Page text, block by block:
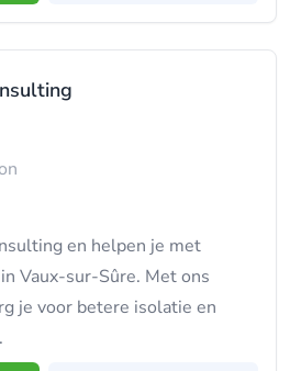
en helpen je met
Vaux-sur-Sûre. Met ons
je voor betere isolatie en